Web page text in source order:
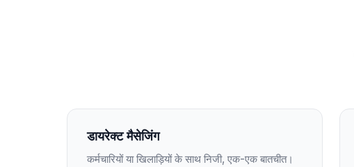
डायरेक्ट मैसेजिंग
कर्मचारियों या खिलाड़ियों के साथ निजी, एक-एक बातचीत।